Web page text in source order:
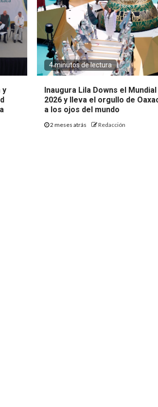
y
4 minutos de lectura
Inaugura Lila Downs el Mundial
2026 y lleva el orgullo de
a los ojos del mundo
2 meses atrás Redacción